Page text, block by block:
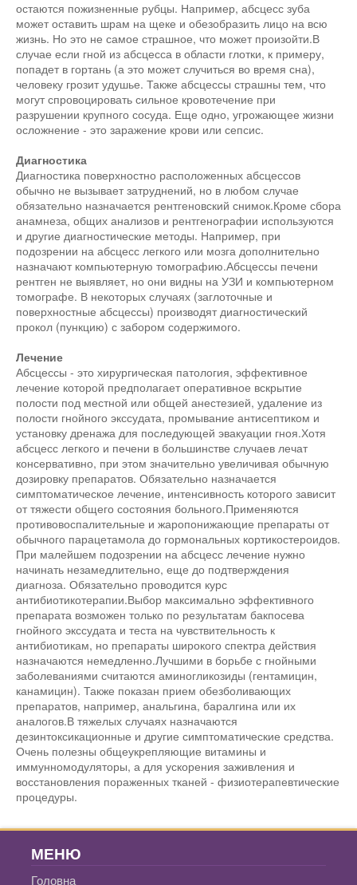
остаются пожизненные рубцы. Например, абсцесс зуба
может оставить шрам на щеке и обезобразить лицо на всю
жизнь. Но это не самое страшное, что может произойти.В
случае если гной из абсцесса в области глотки, к примеру,
попадет в гортань (а это может случиться во время сна),
человеку грозит удушье. Также абсцессы страшны тем, что
могут спровоцировать сильное кровотечение при
разрушении крупного сосуда. Еще одно, угрожающее жизни
осложнение - это заражение крови или сепсис.
Диагностика
Диагностика поверхностно расположенных абсцессов
обычно не вызывает затруднений, но в любом случае
обязательно назначается рентгеновский снимок.Кроме сбора
анамнеза, общих анализов и рентгенографии используются
и другие диагностические методы. Например, при
подозрении на абсцесс легкого или мозга дополнительно
назначают компьютерную томографию.Абсцессы печени
рентген не выявляет, но они видны на УЗИ и компьютерном
томографе. В некоторых случаях (заглоточные и
поверхностные абсцессы) производят диагностический
прокол (пункцию) с забором содержимого.
Лечение
Абсцессы - это хирургическая патология, эффективное
лечение которой предполагает оперативное вскрытие
полости под местной или общей анестезией, удаление из
полости гнойного экссудата, промывание антисептиком и
установку дренажа для последующей эвакуации гноя.Хотя
абсцесс легкого и печени в большинстве случаев лечат
консервативно, при этом значительно увеличивая обычную
дозировку препаратов. Обязательно назначается
симптоматическое лечение, интенсивность которого зависит
от тяжести общего состояния больного.Применяются
противовоспалительные и жаропонижающие препараты от
обычного парацетамола до гормональных кортикостероидов.
При малейшем подозрении на абсцесс лечение нужно
начинать незамедлительно, еще до подтверждения
диагноза. Обязательно проводится курс
антибиотикотерапии.Выбор максимально эффективного
препарата возможен только по результатам бакпосева
гнойного экссудата и теста на чувствительность к
антибиотикам, но препараты широкого спектра действия
назначаются немедленно.Лучшими в борьбе с гнойными
заболеваниями считаются аминогликозиды (гентамицин,
канамицин). Также показан прием обезболивающих
препаратов, например, анальгина, баралгина или их
аналогов.В тяжелых случаях назначаются
дезинтоксикационные и другие симптоматические средства.
Очень полезны общеукрепляющие витамины и
иммунномодуляторы, а для ускорения заживления и
восстановления пораженных тканей - физиотерапевтические
процедуры.
МЕНЮ
Головна